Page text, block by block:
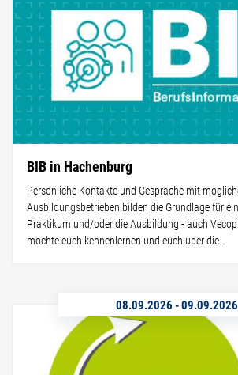
BIB in Hachenburg
Persönliche Kontakte und Gespräche mit
Ausbildungsbetrieben bilden die Grundlage für
Praktikum und/oder die Ausbildung - auch
möchte euch kennenlernen und euch über die...
08.09.2026 -09.09.2026